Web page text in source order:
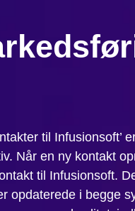
til Infusionsoft’
Når en ny kontakt
til Infusionsoft.
opdaterede i begge